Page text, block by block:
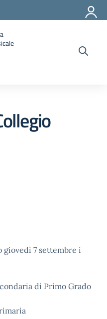
giovedì 7 settembre i
di Primo Grado